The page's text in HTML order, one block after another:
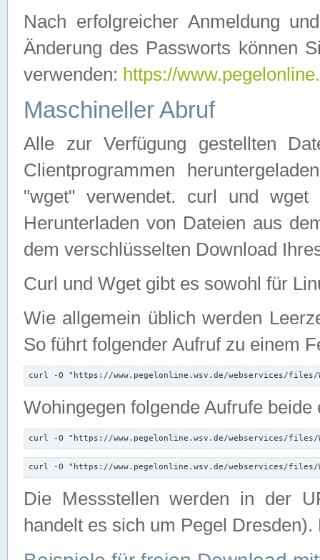
Nach erfolgreicher Anmeldung
Änderung des Passworts können
verwenden: https://
Maschineller Abruf
Alle zur Verfügung gestellten
Clientprogrammen
"wget" verwendet. curl und wget
Herunterladen von Dateien aus
dem verschlüsselten Download
Curl und Wget gibt es sowohl für
Wie allgemein üblich werden
So führt folgender Aufruf zu einem
curl -O "https://www.pegelonline.wsv.de/webservices/files/
Wohingegen folgende Aufrufe beide
curl -O "https://www.pegelonline.wsv.de/webservices/files/
curl -O "https://www.pegelonline.wsv.de/webservices/files/
Die Messstellen werden in der
handelt es sich um Pegel